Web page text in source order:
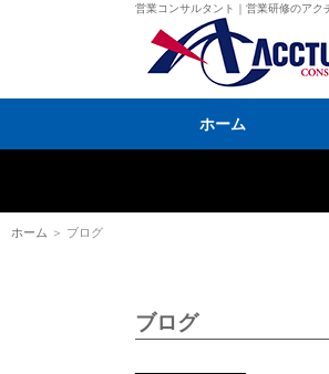
営業コンサルタント｜営業研修のアク
ホーム
ホーム ＞ ブログ
ブログ